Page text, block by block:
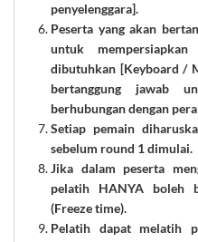
penyelenggara].
Peserta yang akan
untuk
dibutuhkan [Keyboard /
bertanggung jawab
berhubungan dengan
Setiap pemain
sebelum round 1 dimulai.
Jika dalam peserta
pelatih HANYA boleh
(Freeze time).
Pelatih dapat melatih